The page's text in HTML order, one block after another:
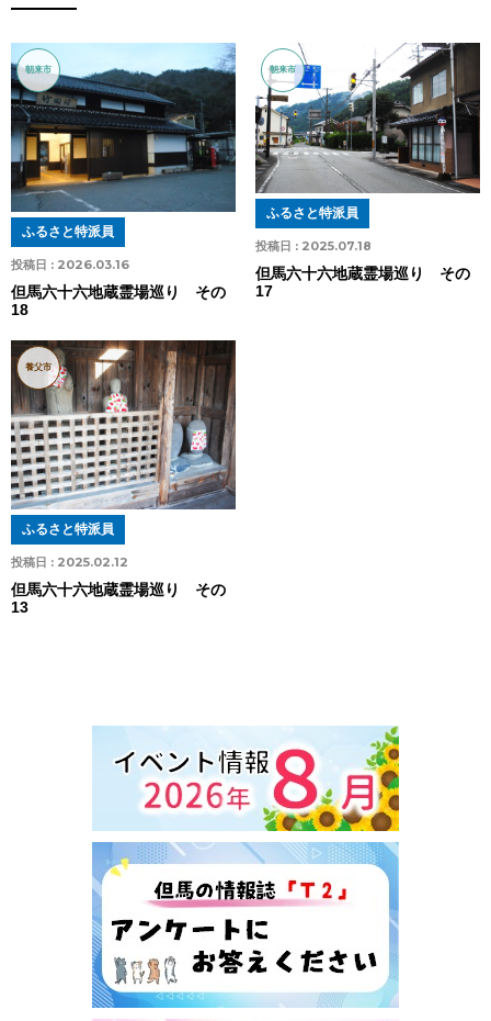
朝来市
投稿日 : 2026.03.16
ふるさと特派員
但馬六十六地蔵霊場巡り その
18
朝来市
投稿日 : 2025.07.18
ふるさと特派員
但馬六十六地蔵霊場巡り その
17
養父市
投稿日 : 2025.02.12
ふるさと特派員
但馬六十六地蔵霊場巡り その
13